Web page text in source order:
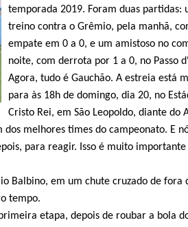
temporada 2019. Foram duas partidas:
treino contra o Grêmio, pela manhã,
empate em 0 a 0, e um amistoso no
noite, com derrota por 1 a 0, no Passo
Agora, tudo é Gauchão. A estreia está
para às 18h de domingo, dia 20, no
Cristo Rei, em São Leopoldo, diante do
melhores times do campeonato. E
para reagir. Isso é muito importante
Balbino, em um chute cruzado de fora
tempo.
etapa, depois de roubar a bola